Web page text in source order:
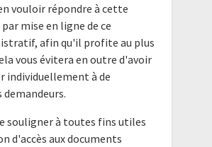
vouloir répondre à cette
mise en ligne de ce
afin qu'il profite au plus
vous évitera en outre d'avoir
individuellement à de
souligner à toutes fins utiles
d'accès aux documents